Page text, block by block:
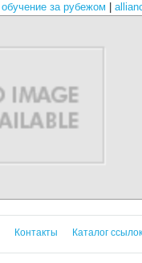
за рубежом
Контакты Каталог ссылок